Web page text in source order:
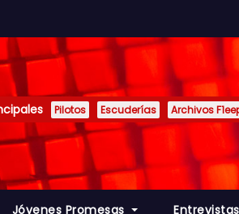
Pilotos Escuderías Archivos
Jóvenes Promesas